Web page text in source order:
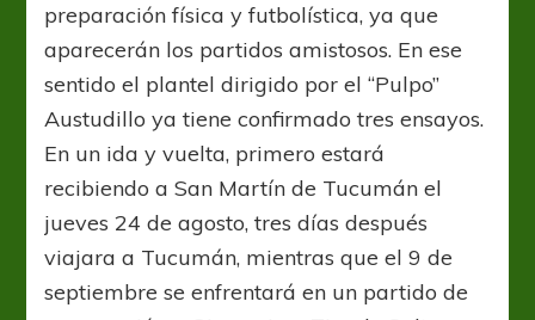
preparación física y futbolística, ya que
aparecerán los partidos amistosos. En ese
sentido el plantel dirigido por el “Pulpo”
Austudillo ya tiene confirmado tres ensayos.
En un ida y vuelta, primero estará
recibiendo a San Martín de Tucumán el
jueves 24 de agosto, tres días después
viajara a Tucumán, mientras que el 9 de
septiembre se enfrentará en un partido de